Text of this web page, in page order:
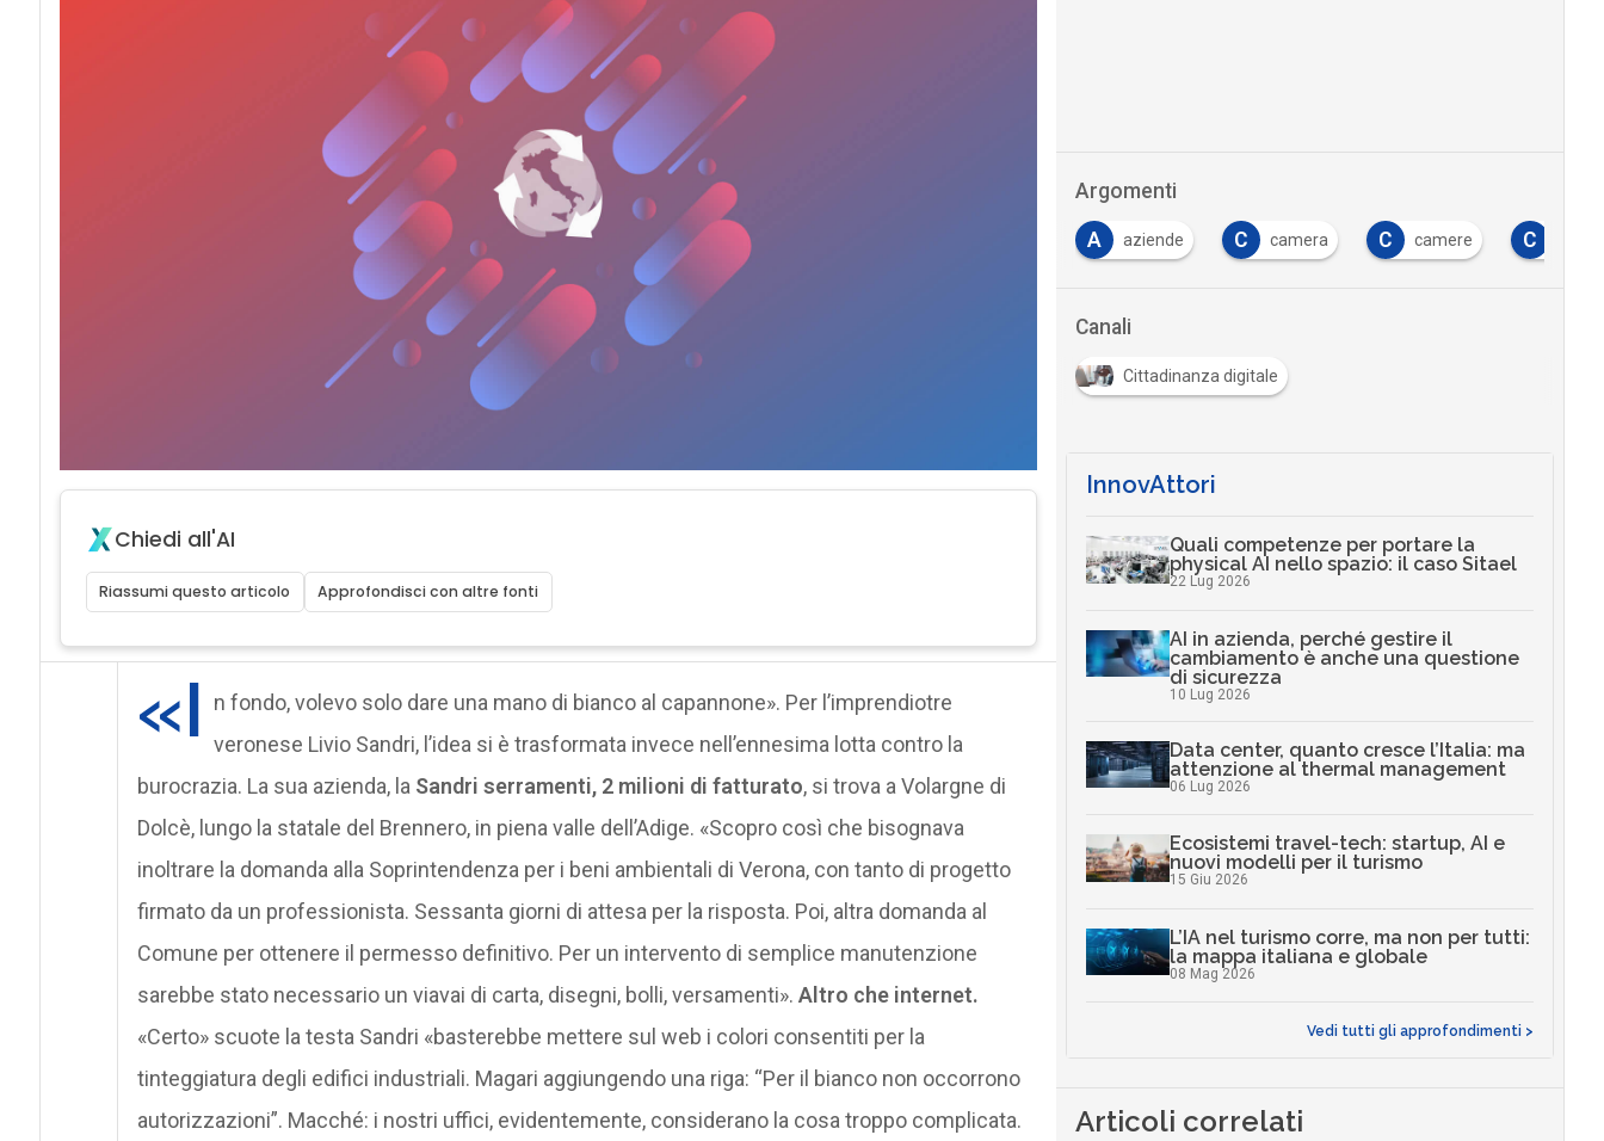
Chiedi all'AI
Riassumi questo articolo Approfondisci con altre fonti
«I
n fondo, volevo solo dare una mano di bianco al capannone». Per l’imprendiotre
veronese Livio Sandri, l’idea si è trasformata invece nell’ennesima lotta contro la
burocrazia. La sua azienda, la Sandri serramenti, 2 milioni di fatturato, si trova a Volargne di
Dolcè, lungo la statale del Brennero, in piena valle dell’Adige. «Scopro così che bisognava
inoltrare la domanda alla Soprintendenza per i beni ambientali di Verona, con tanto di progetto
firmato da un professionista. Sessanta giorni di attesa per la risposta. Poi, altra domanda al
Comune per ottenere il permesso definitivo. Per un intervento di semplice manutenzione
sarebbe stato necessario un viavai di carta, disegni, bolli, versamenti». Altro che internet.
«Certo» scuote la testa Sandri «basterebbe mettere sul web i colori consentiti per la
tinteggiatura degli edifici industriali. Magari aggiungendo una riga: “Per il bianco non occorrono
autorizzazioni”. Macché: i nostri uffici, evidentemente, considerano la cosa troppo complicata.
Argomenti
A aziende C camera C camere C
Canali
Cittadinanza digitale
InnovAttori
Quali competenze per portare la
physical AI nello spazio: il caso Sitael
22 Lug 2026
AI in azienda, perché gestire il
cambiamento è anche una questione
di sicurezza
10 Lug 2026
Data center, quanto cresce l’Italia: ma
attenzione al thermal management
06 Lug 2026
Ecosistemi travel-tech: startup, AI e
nuovi modelli per il turismo
15 Giu 2026
L’IA nel turismo corre, ma non per tutti:
la mappa italiana e globale
08 Mag 2026
Vedi tutti gli approfondimenti >
Articoli correlati